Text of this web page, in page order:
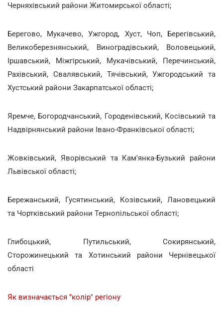
Черняхівський райони Житомирської області;
Берегово, Мукачево, Ужгород, Хуст, Чоп, Берегівський,
Великоберезнянський, Виноградівський, Воловецький,
Іршавський, Міжгірський, Мукачівський, Перечинський,
Рахівський, Свалявський, Тячівський, Ужгородський та
Хустський райони Закарпатської області;
Яремче, Богородчанський, Городенівський, Косівський та
Надвірнянський райони Івано-Франківської області;
Жовківський, Яворівський та Кам'янка-Бузький райони
Львівської області;
Бережанський, Гусятинський, Козівський, Лановецький
та Чортківський райони Тернопільської області;
Глибоцький, Путильський, Сокирянський,
Сторожинецький та Хотинський райони Чернівецької
області
Як визначається "колір" регіону